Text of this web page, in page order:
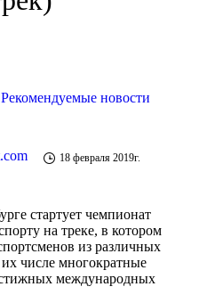
Рекомендуемые новости
18 февраля 2019г.
стартует чемпионат
на треке, в котором
из различных
числе многократные
международных